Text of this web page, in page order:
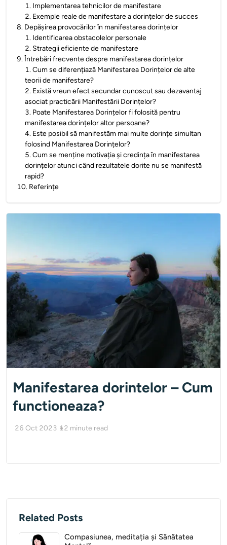
1. Implementarea tehnicilor de manifestare
2. Exemple reale de manifestare a dorințelor de succes
8. Depășirea provocărilor în manifestarea dorințelor
1. Identificarea obstacolelor personale
2. Strategii eficiente de manifestare
9.Întrebări frecvente despre manifestarea dorințelor
1.Cum se diferențiază Manifestarea Dorințelor de alte
teorii de manifestare?
2. Există vreun efect secundar cunoscut sau dezavantaj
asociat practicării Manifestării Dorințelor?
3. Poate Manifestarea Dorințelor fi folosită pentru
manifestarea dorințelor altor persoane?
4. Este posibil să manifestăm mai multe dorințe simultan
folosind Manifestarea Dorințelor?
5.Cum se menține motivația și credința în manifestarea
dorințelor atunci când rezultatele dorite nu se manifestă
rapid?
10. Referințe
Manifestarea dorintelor – Cum
functioneaza?
26 Oct 2023 12 minute read
Related Posts
Compasiunea, meditația și Sănătatea